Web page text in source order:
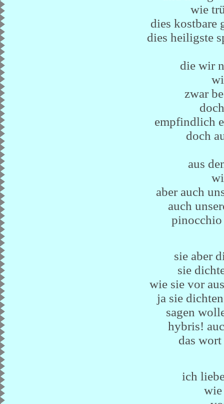
wie
dies kostbare
dies heiligste
die wir
zwar
empfindlich
doch
aus
aber auch
auch
sie aber
sie
wie sie vor
ja sie
sagen
hybris!
das
ich
wie